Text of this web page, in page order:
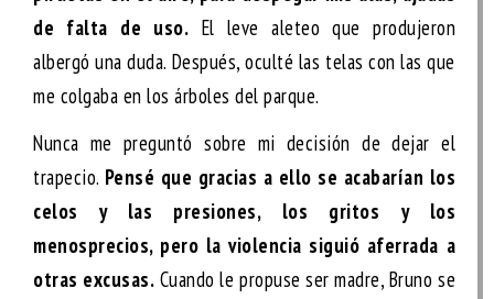
de falta de uso. El leve aleteo que produjeron
albergó una duda. Después, oculté las telas con las que
me colgaba en los árboles del parque.
Nunca me preguntó sobre mi decisión de dejar el
trapecio. Pensé que gracias a ello se acabarían los
celos y las presiones, los gritos y los
menosprecios, pero la violencia siguió aferrada a
otras excusas. Cuando le propuse ser madre, Bruno se